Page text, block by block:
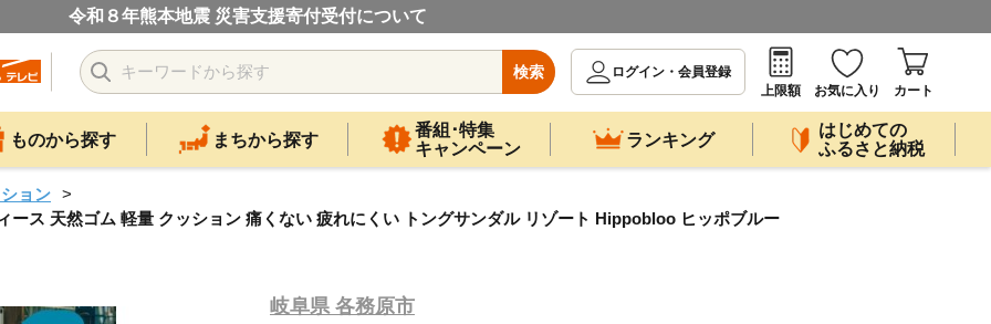
令和８年熊本地震 災害支援寄付受付について
検索
ログイン・会員登録
上限額
お気に入り カート
ものから探す まちから探す
番組･特集
キャンペーン
ランキング
はじめての
ふるさと納税
ョン
ース 天然ゴム 軽量 クッション 痛くない 疲れにくい トングサンダル リゾート Hippobloo ヒッポブルー
岐阜県 各務原市